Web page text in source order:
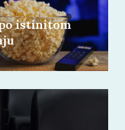
istinitom